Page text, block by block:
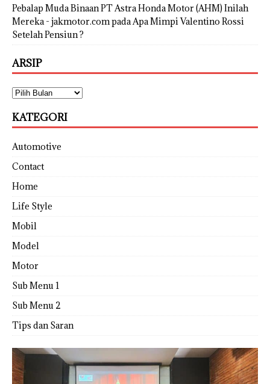
Pebalap Muda Binaan PT Astra Honda Motor (AHM) Inilah
Mereka - jakmotor.compada Apa Mimpi Valentino Rossi
Setelah Pensiun ?
ARSIP
KATEGORI
Automotive
Contact
Home
Life Style
Mobil
Model
Motor
Sub Menu 1
Sub Menu 2
Tips dan Saran